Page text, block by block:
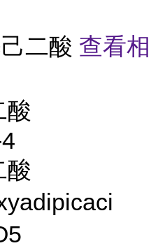
二酸 查看相
酸
酸